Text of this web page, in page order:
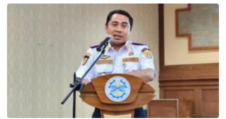
Kepala UPAS Dishub DKI Jakarta, Koharudin. (Foto: Nugroho Sejati-